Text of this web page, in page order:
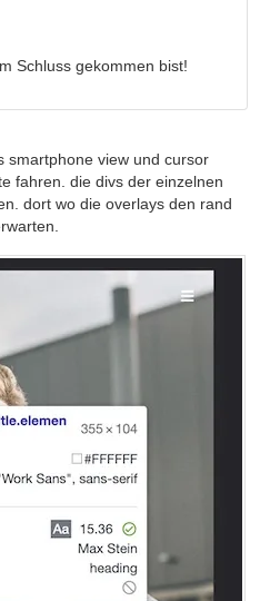
Schluss gekommen bist!
smartphone view und cursor
fahren. die divs der einzelnen
dort wo die overlays den rand